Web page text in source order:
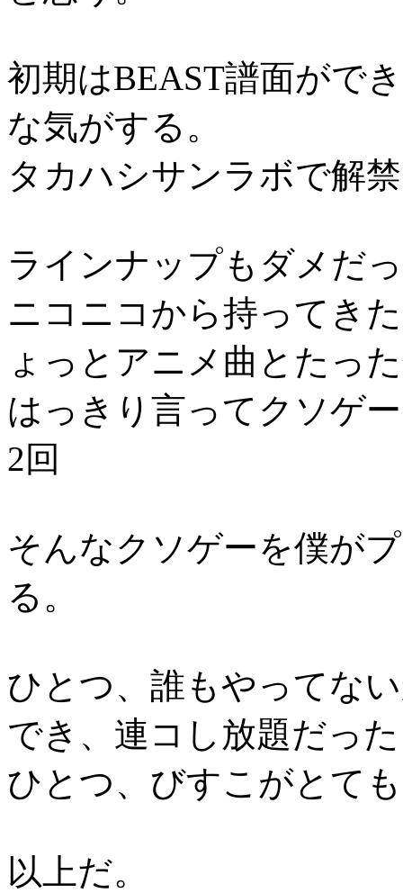
初期はBEAST譜面がで
な気がする。
タカハシサンラボで解
ラインナップもダメだ
ニコニコから持ってき
ょっとアニメ曲とたっ
はっきり言ってクソゲ
2回
そんなクソゲーを僕が
る。
ひとつ、誰もやってな
でき、連コし放題だっ
ひとつ、びすこがとて
以上だ。